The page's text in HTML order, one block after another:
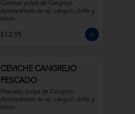
Calamar, pulpa de Cangrejo.
Acompañado de ají, canguil, chifle y
limón.
$12.95
CEVICHE CANGREJO
PESCADO
Pescado, pulpa de Cangrejo.
Acompañado de ají, canguil, chifle y
limón.